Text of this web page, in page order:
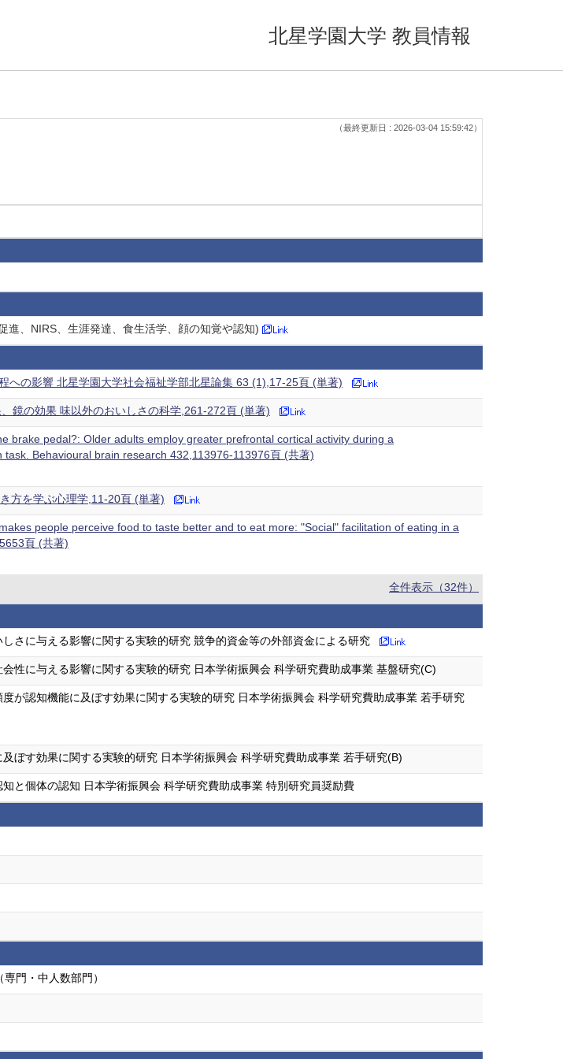
北星学園大学 教員情報
（最終更新日 : 2026-03-04 15:59:42）
、NIRS、生涯発達、食生活学、顔の知覚や認知)
への影響 北星学園大学社会福祉学部北星論集 63 (1),17-25頁 (単著)
鏡の効果 味以外のおいしさの科学,261-272頁 (単著)
brake pedal?: Older adults employ greater prefrontal cortical activity during a
Behavioural brain research 432,113976-113976頁 (共著)
を学ぶ心理学,11-20頁 (単著)
people perceive food to taste better and to eat more: "Social" facilitation of eating in a
頁 (共著)
全件表示（32件）
さに与える影響に関する実験的研究 競争的資金等の外部資金による研究
性に与える影響に関する実験的研究 日本学術振興会 科学研究費助成事業 基盤研究(C)
が認知機能に及ぼす効果に関する実験的研究 日本学術振興会 科学研究費助成事業 若手研究
ぼす効果に関する実験的研究 日本学術振興会 科学研究費助成事業 若手研究(B)
と個体の認知 日本学術振興会 科学研究費助成事業 特別研究員奨励費
門・中人数部門）